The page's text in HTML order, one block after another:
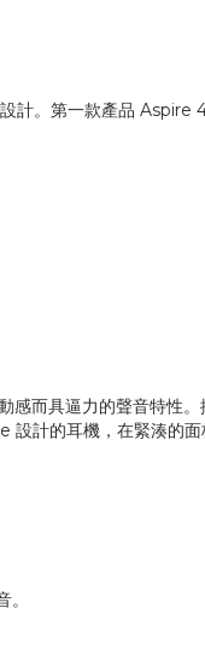
計。第一款產品
而具逼力的聲音特性
計的耳機，在緊湊的